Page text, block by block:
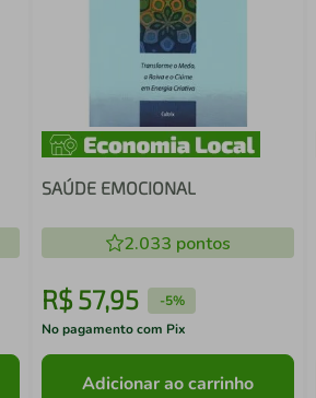
SAÚDE EMOCIONAL
2.033 pontos
R$ 57,95 -5%
No pagamento com Pix
Adicionar ao carrinho